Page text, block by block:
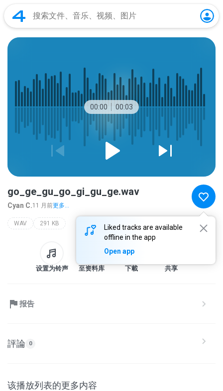
00:00 00:03
Liked tracks are available
offline in the app
Open app
go_ge_gu_go_gi_gu_ge.wav
Cyan C.11 月前更多...
WAV 291 KB
设置为铃声 至资料库 下載 共享
报告
評論 0
该播放列表的更多内容